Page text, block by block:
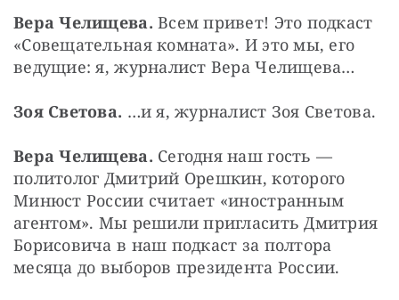
Вера Челищева. Всем привет! Это подкаст
«Совещательная комната». И это мы, его
ведущие: я, журналист Вера Челищева…
Зоя Светова. …и я, журналист Зоя Светова.
Вера Челищева. Сегодня наш гость —
политолог Дмитрий Орешкин, которого
Минюст России считает «иностранным
агентом». Мы решили пригласить Дмитрия
Борисовича в наш подкаст за полтора
месяца до выборов президента России.